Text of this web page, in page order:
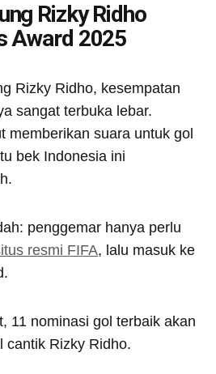
Rizky Ridho
Award 2025
Rizky Ridho, kesempatan
sangat terbuka lebar.
memberikan suara untuk gol
bek Indonesia ini
penggemar hanya perlu
resmi FIFA, lalu masuk ke
11 nominasi gol terbaik akan
cantik Rizky Ridho.